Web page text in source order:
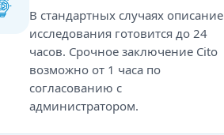
В стандартных случаях описание
исследования готовится до 24
часов. Срочное заключение Cito
возможно от 1 часа по
согласованию с
администратором.